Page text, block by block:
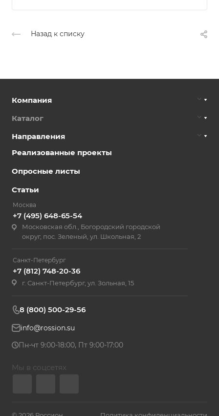
Назад к списку
Компания
Каталог
Направления
Реализованные проекты
Опросные листы
Статьи
Москва
+7 (495) 648-65-54
Московская обл., Богородский городской
округ, пос. Зеленый, ул. Школьная, 2
Санкт-Петербург
+7 (812) 748-20-36
г. Санкт-Петербург, ул. Зольная, 15
8 (800) 500-29-56
info@rossion.su
Пн-чт 9:00-18:00, Пт 9:00-17:00
Мы в соцсетях